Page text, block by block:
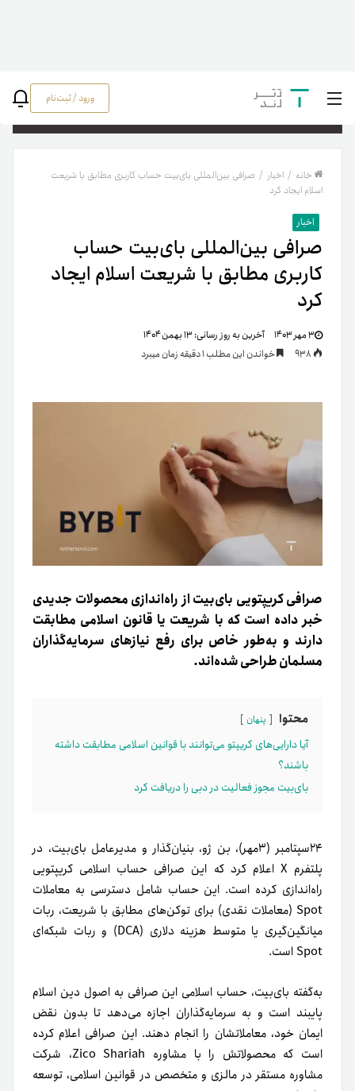
ورود / ثبت‌نام
خانه / اخبار / صرافی بین‌المللی بای‌بیت حساب‌ کاربری مطابق با شریعت
اسلام ایجاد کرد
اخبار
صرافی بین‌المللی بای‌بیت حساب‌
کاربری مطابق با شریعت اسلام ایجاد
کرد
۳ مهر ۱۴۰۳ آخرین به روز رسانی:۱۳ بهمن ۱۴۰۴
خواندن این مطلب 1 دقیقه زمان میبرد
صرافی کریپتویی بای‌بیت از راه‌اندازی محصولات جدیدی
خبر داده است که با شریعت یا قانون اسلامی مطابقت
دارند و به‌طور خاص برای رفع نیازهای سرمایه‌گذاران
مسلمان طراحی شده‌اند.
محتوا پنهان
آیا دارایی‌های کریپتو می‌توانند با قوانین اسلامی مطابقت داشته
باشند؟
بای‌بیت مجوز فعالیت در دبی را دریافت کرد
۲۴سپتامبر (۳مهر)، بن ژو، بنیان‌گذار و مدیرعامل بای‌بیت، در
پلتفرم X اعلام کرد که این صرافی حساب اسلامی کریپتویی
راه‌اندازی کرده است. این حساب شامل دسترسی به معاملات
Spot (معاملات نقدی) برای توکن‌های مطابق با شریعت، ربات
میانگین‌گیری یا متوسط هزینه دلاری
(DCA) و ربات شبکه‌ای
Spot است.
به‌گفته بای‌بیت، حساب اسلامی این صرافی به اصول دین اسلام
پایبند است و به سرمایه‌گذاران اجازه می‌دهد تا بدون نقض
ایمان خود، معاملاتشان را انجام دهند. این صرافی اعلام کرده
است که محصولاتش را با مشاوره Zico Shariah، شرکت
مشاوره مستقر در مالزی و متخصص در قوانین اسلامی، توسعه